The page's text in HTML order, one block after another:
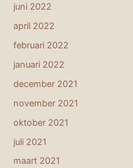
juni 2022
april 2022
februari 2022
januari 2022
december 2021
november 2021
oktober 2021
juli 2021
maart 2021